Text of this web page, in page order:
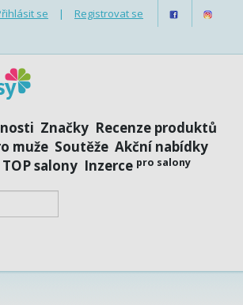
se | Registrovat se
Značky Recenze produktů
muže Soutěže Akční nabídky
TOP salony Inzerce pro salony